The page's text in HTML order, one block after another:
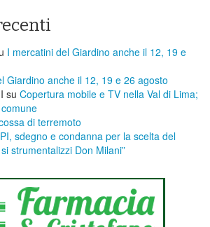
I mercatini del Giardino anche il 12, 19 e
Giardino anche il 12, 19 e 26 agosto
su ​Copertura mobile e TV nella Val di Lima;
di terremoto
sdegno e condanna per la scelta del
strumentalizzi Don Milani”